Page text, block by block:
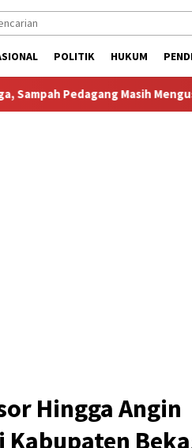
POLITIK HUKUM
Masih Mengusik
Hingga Angin